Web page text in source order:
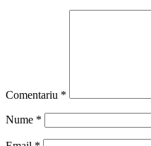
Comentariu *
Nume *